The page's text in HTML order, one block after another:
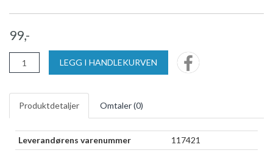
99,-
LEGG I HANDLEKURVEN
Produktdetaljer Omtaler (0)
Leverandørens varenummer
117421